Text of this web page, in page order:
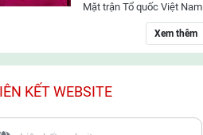
Mặt trận Tổ quốc Việt Nam
Xem thêm
KẾT WEBSITE